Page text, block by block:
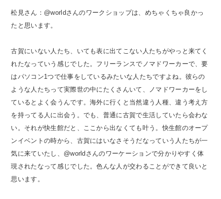
松見さん：@worldさんのワークショップは、めちゃくちゃ良かっ
たと思います。
古賀にいない人たち、いても表に出てこない人たちがやっと来てく
れたなっていう感じでした。フリーランスでノマドワーカーで、要
はパソコン1つで仕事をしているみたいな人たちですよね。彼らの
ような人たちって実際世の中にたくさんいて、ノマドワーカーをし
ているとよく会うんです。海外に行くと当然違う人種、違う考え方
を持ってる人に出会う。でも、普通に古賀で生活していたら会わな
い。それが快生館だと、ここから出なくても叶う。快生館のオープ
ンイベントの時から、古賀にはいなさそうだなっていう人たちが一
気に来ていたし、@worldさんのワーケーションで分かりやすく体
現されたなって感じでした。色んな人が交わることができて良いと
思います。